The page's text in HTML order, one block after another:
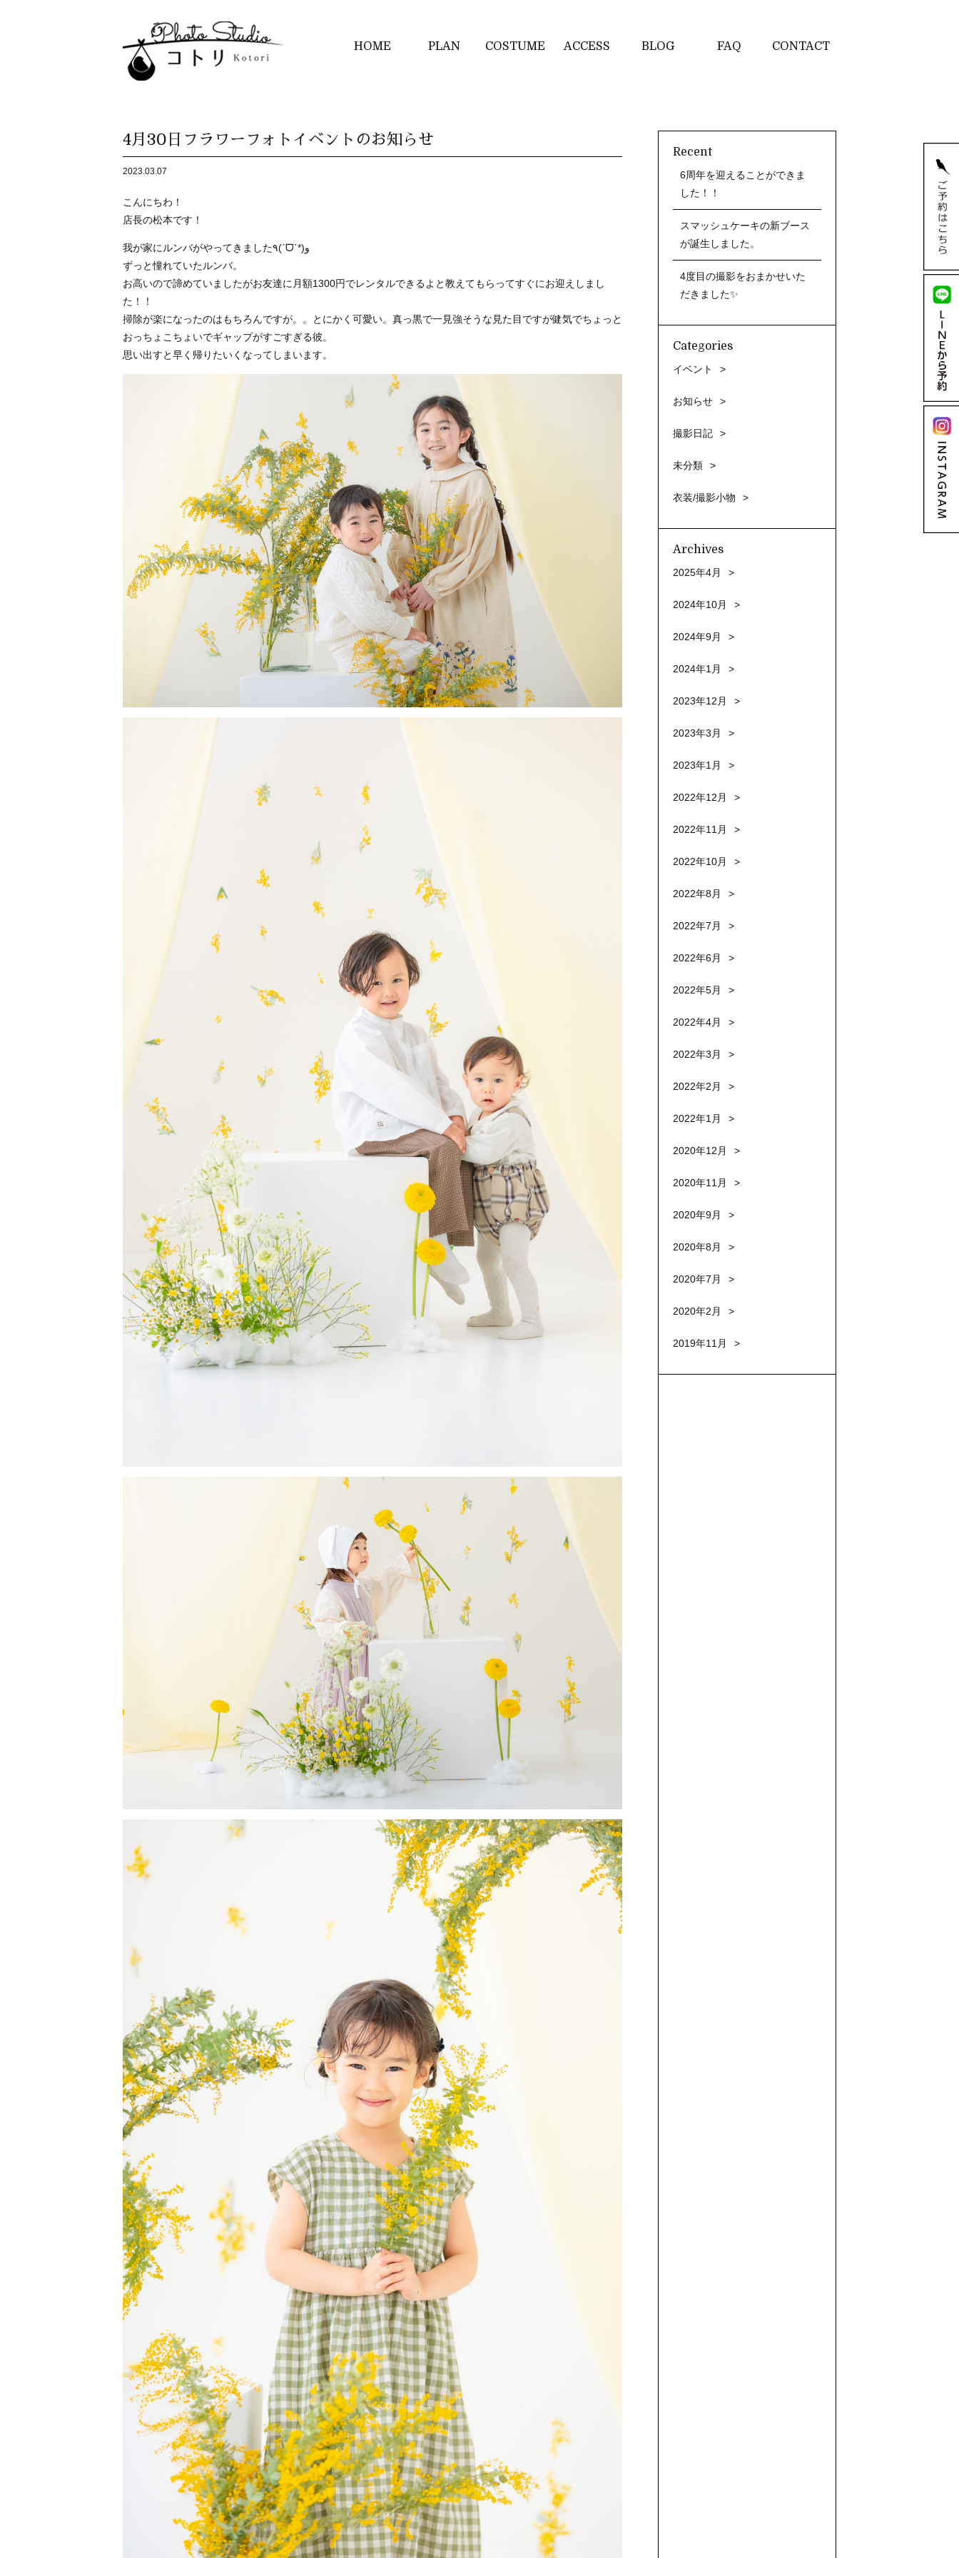
HOME PLAN COSTUME ACCESS BLOG FAQ CONTACT
4月30日フラワーフォトイベントのお知らせ
2023.03.07
こんにちわ！
店長の松本です！
我が家にルンバがやってきました٩(ˊᗜˋ*)و
ずっと憧れていたルンバ。
お高いので諦めていましたがお友達に月額1300円でレンタルできるよと教えてもらってすぐにお迎えしまし
た！！
掃除が楽になったのはもちろんですが。。とにかく可愛い。真っ黒で一見強そうな見た目ですが健気でちょっと
おっちょこちょいでギャップがすごすぎる彼。
思い出すと早く帰りたいくなってしまいます。
Recent
6周年を迎えることができま
した！！
スマッシュケーキの新ブース
が誕生しました。
4度目の撮影をおまかせいた
だきました✨
Categories
イベント
お知らせ
撮影日記
未分類
衣装/撮影小物
Archives
2025年4月
2024年10月
2024年9月
2024年1月
2023年12月
2023年3月
2023年1月
2022年12月
2022年11月
2022年10月
2022年8月
2022年7月
2022年6月
2022年5月
2022年4月
2022年3月
2022年2月
2022年1月
2020年12月
2020年11月
2020年9月
2020年8月
2020年7月
2020年2月
2019年11月